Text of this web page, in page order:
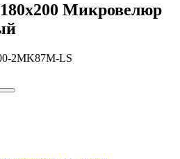
Микровелюр
2MK87M-LS